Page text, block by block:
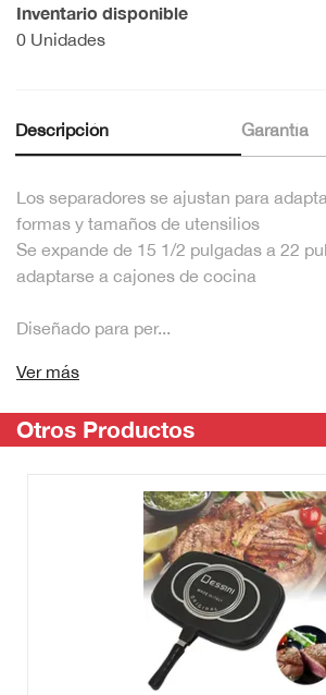
Inventario disponible
0 Unidades
Descripción Garantía
Los separadores se ajustan para
formas y tamaños de utensilios
Se expande de 15 1/2 pulgadas a 22
adaptarse a cajones de cocina
Diseñado para per...
Ver más
Otros Productos